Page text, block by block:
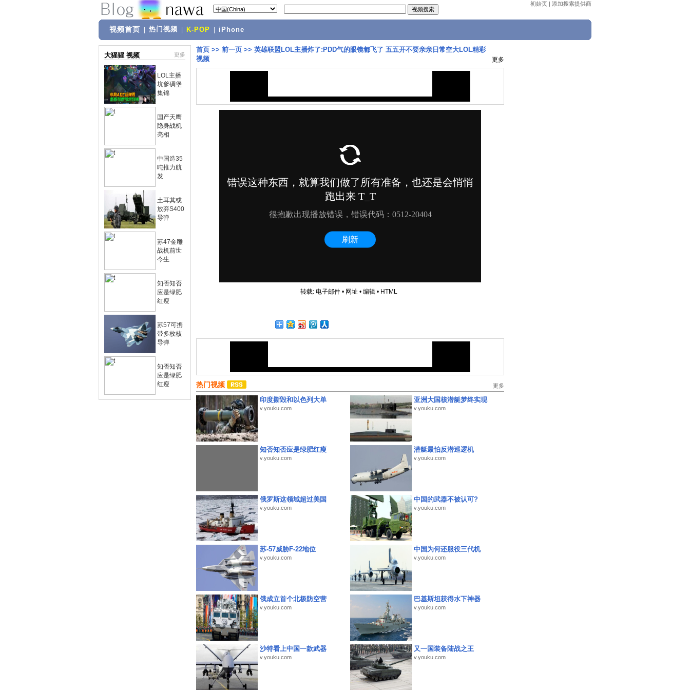
初始页 | 添加搜索提供商
视频首页 热门视频 K-POP iPhone
大猩猩 视频 更多
LOL主播
坑爹碉堡
集锦
国产天鹰
隐身战机
亮相
中国造35
吨推力航
发
土耳其或
放弃S400
导弹
苏47金雕
战机前世
今生
知否知否
应是绿肥
红瘦
苏57可携
带多枚核
导弹
知否知否
应是绿肥
红瘦
首页 >> 前一页 >> 英雄联盟LOL主播炸了:PDD气的眼镜都飞了 五五开不要亲亲日常空大LOL精彩
视频
更多
转载: 电子邮件• 网址 • 编辑• HTML
热门视频 更多
印度撕毁和以色列大单
v.youku.com
亚洲大国核潜艇梦终实现
v.youku.com
知否知否应是绿肥红瘦
v.youku.com
潜艇最怕反潜巡逻机
v.youku.com
俄罗斯这领域超过美国
v.youku.com
中国的武器不被认可?
v.youku.com
苏-57威胁F-22地位
v.youku.com
中国为何还服役三代机
v.youku.com
俄成立首个北极防空营
v.youku.com
巴基斯坦获得水下神器
v.youku.com
沙特看上中国一款武器
v.youku.com
又一国装备陆战之王
v.youku.com